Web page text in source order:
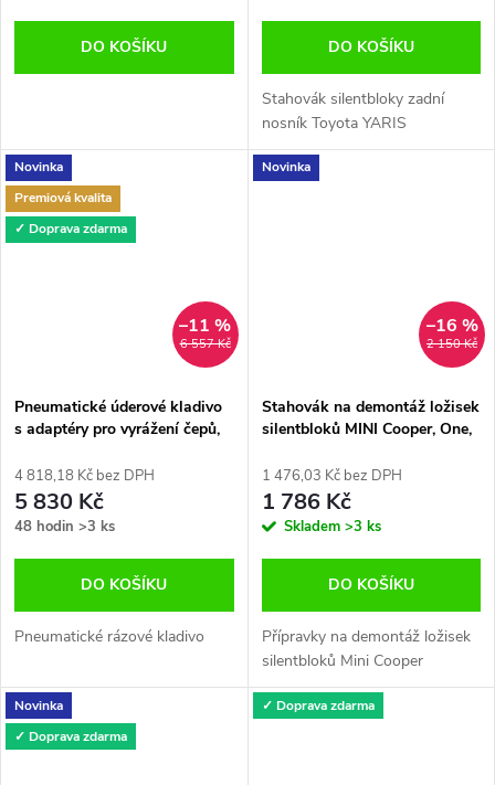
DO KOŠÍKU DO KOŠÍKU
Stahovák silentbloky zadní
nosník Toyota YARIS
Novinka
Premiová kvalita
✓ Doprava zdarma
6 557 Kč
–11 %
Pneumatické úderové kladivo
s adaptéry pro vyrážení čepů,
4 818,18 Kč bez DPH
5 830 Kč
48 hodin >3 ks
DO KOŠÍKU
Pneumatické rázové kladivo
Novinka
2 150 Kč
–16 %
Stahovák na demontáž ložisek
silentbloků MINI Cooper, One,
R56, R57, R58
1 476,03 Kč bez DPH
1 786 Kč
Skladem >3 ks
DO KOŠÍKU
Přípravky na demontáž ložisek
silentbloků Mini Cooper
Novinka
✓ Doprava zdarma
✓ Doprava zdarma